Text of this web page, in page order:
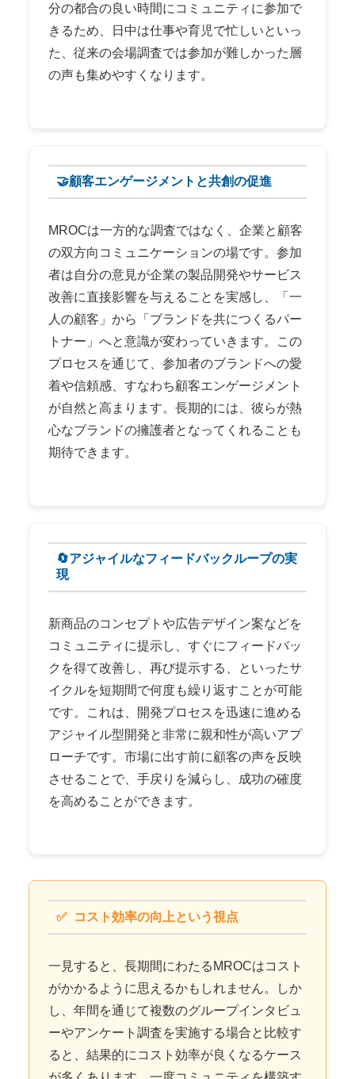
分の都合の良い時間にコミュニティに参加で
きるため、日中は仕事や育児で忙しいといっ
た、従来の会場調査では参加が難しかった層
の声も集めやすくなります。
🤝顧客エンゲージメントと共創の促進
MROCは一方的な調査ではなく、企業と顧客
の双方向コミュニケーションの場です。参加
者は自分の意見が企業の製品開発やサービス
改善に直接影響を与えることを実感し、「一
人の顧客」から「ブランドを共につくるパー
トナー」へと意識が変わっていきます。この
プロセスを通じて、参加者のブランドへの愛
着や信頼感、すなわち顧客エンゲージメント
が自然と高まります。長期的には、彼らが熱
心なブランドの擁護者となってくれることも
期待できます。
🔄アジャイルなフィードバックループの実
現
新商品のコンセプトや広告デザイン案などを
コミュニティに提示し、すぐにフィードバッ
クを得て改善し、再び提示する、といったサ
イクルを短期間で何度も繰り返すことが可能
です。これは、開発プロセスを迅速に進める
アジャイル型開発と非常に親和性が高いアプ
ローチです。市場に出す前に顧客の声を反映
させることで、手戻りを減らし、成功の確度
を高めることができます。
コスト効率の向上という視点
一見すると、長期間にわたるMROCはコスト
がかかるように思えるかもしれません。しか
し、年間を通じて複数のグループインタビュ
ーやアンケート調査を実施する場合と比較す
ると、結果的にコスト効率が良くなるケース